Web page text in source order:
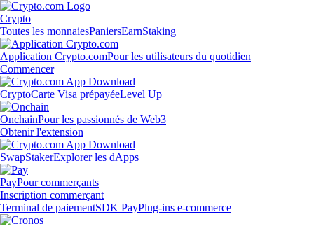
Crypto
Toutes les monnaiesPaniersEarnStaking
Application Crypto.comPour les utilisateurs du quotidien
Commencer
CryptoCarte Visa prépayéeLevel Up
OnchainPour les passionnés de Web3
Obtenir l'extension
SwapStakerExplorer les dApps
PayPour commerçants
Inscription commerçant
Terminal de paiementSDK PayPlug-ins e-commerce